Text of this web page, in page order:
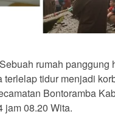
rumah panggung
tidur menjadi
Bontoramba
jam 08.20 Wita.